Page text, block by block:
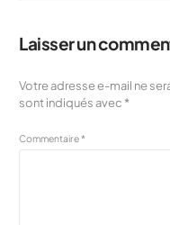
Laisser un
Votre adresse e-mail ne
sont indiqués avec *
Commentaire*